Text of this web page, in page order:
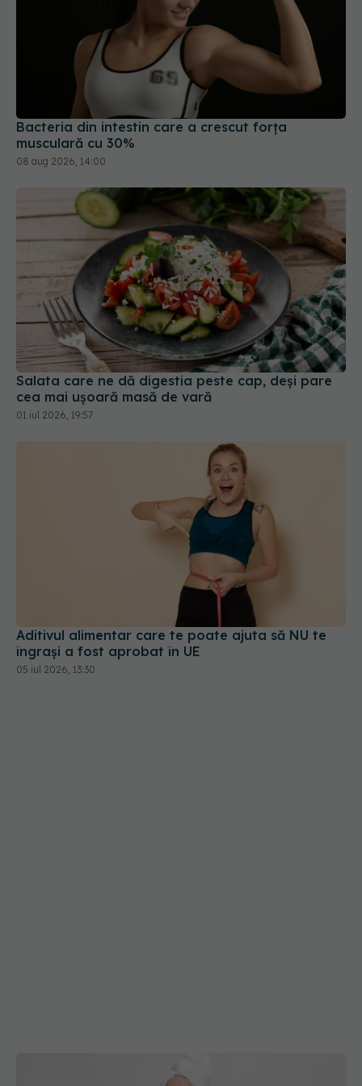
Bacteria din intestin care a crescut forța
musculară cu 30%
08 aug 2026, 14:00
Salata care ne dă digestia peste cap, deși pare
cea mai ușoară masă de vară
01 iul 2026, 19:57
Aditivul alimentar care te poate ajuta să NU te
îngrași a fost aprobat în UE
05 iul 2026, 13:30